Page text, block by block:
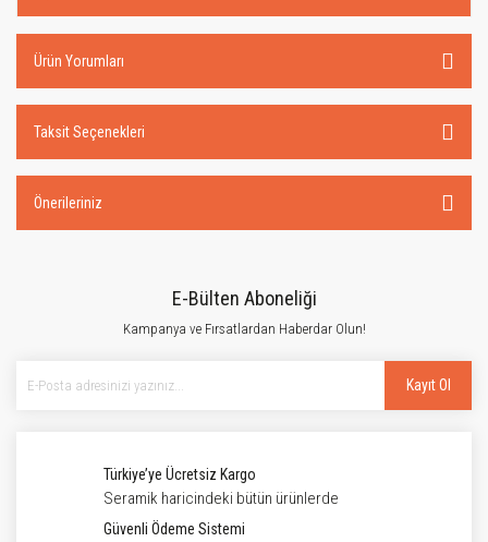
Ürün Yorumları
Taksit Seçenekleri
Önerileriniz
E-Bülten Aboneliği
Kampanya ve Fırsatlardan Haberdar Olun!
Kayıt Ol
Türkiye’ye Ücretsiz Kargo
Seramik haricindeki bütün ürünlerde
Güvenli Ödeme Sistemi